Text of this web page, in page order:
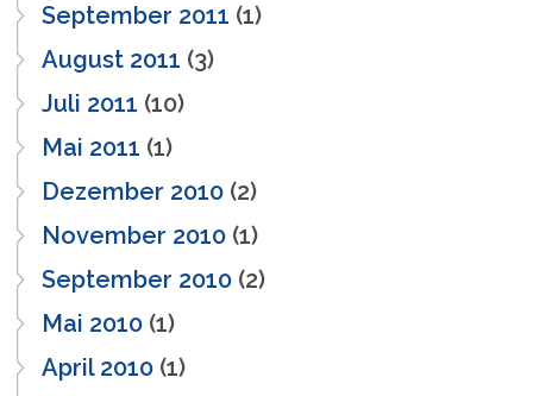
September 2011 (1)
August 2011 (3)
Juli 2011 (10)
Mai 2011 (1)
Dezember 2010 (2)
November 2010 (1)
September 2010 (2)
Mai 2010 (1)
April 2010 (1)